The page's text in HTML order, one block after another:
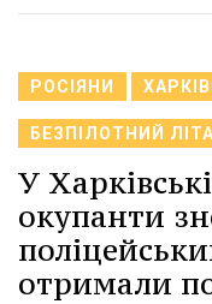
РОСІЯНИ
БЕЗПІЛОТНИЙ
У
окупанти
отримали